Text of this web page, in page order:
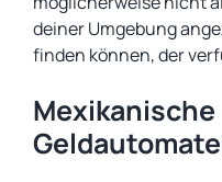
deiner Umgebung
finden können, der
Mexikanische